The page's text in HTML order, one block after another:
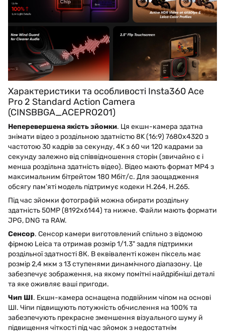
Характеристики та особливості Insta360 Ace
Pro 2 Standard Action Camera
(CINSBBGA_ACEPRO201)
Неперевершена якість зйомки. Ця екшн-камера здатна
знімати відео з роздільною здатністю 8K (16:9) 7680x4320 з
частотою 30 кадрів за секунду, 4K з 60 чи 120 кадрами за
секунду залежно від співвідношення сторін (звичайно є і
менша роздільна здатність відео). Відео мають формат MP4 з
максимальним бітрейтом 180 Мбіт/с. Для заощадження
обсягу пам'яті модель підтримує кодеки H.264, H.265.
Під час зйомки фотографій можна обирати роздільну
здатність 50MP (8192x6144) та нижче. Файли мають формати
JPG, DNG та RAW.
Сенсор. Сенсор камери виготовлений спільно з відомою
фірмою Leica та отримав розмір 1/1.3" задля підтримки
роздільної здатності 8К. В еквіваленті кожен піксель має
розмір 2,4 мкм з 13 ступенями динамічного діапазону. Це
забезпечує зображення, на якому помітні найдрібніші деталі
та яке оживляє ваші пригоди.
Чип ШІ. Екшн-камера оснащена подвійним чіпом на основі
ШІ. Чіпи підвищують потужність обчислення на 100% та
забезпечують прекрасне зменшення візуального шуму й
підвищення чіткості під час зйомок з недостатнім